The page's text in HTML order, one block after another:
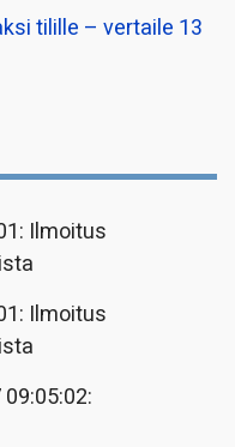
tilille – vertaile 13
Ilmoitus
Ilmoitus